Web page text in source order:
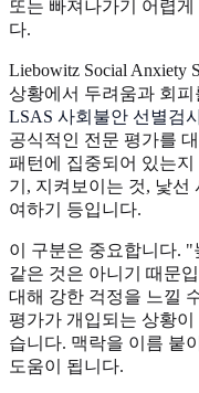
또는 빠져나가기 어렵
다.
Liebowitz Social Anxiety
상황에서 두려움과 회
LSAS 사회불안 선별검
공식적인 전문 평가를
패턴에 집중되어 있는
기, 지켜보이는 것, 낯선
여하기 등입니다.
이 구분은 중요합니다.
같은 것은 아니기 때문
대해 강한 걱정을 느낄
평가가 개입되는 상황
습니다. 맥락을 이름 붙
도움이 됩니다.